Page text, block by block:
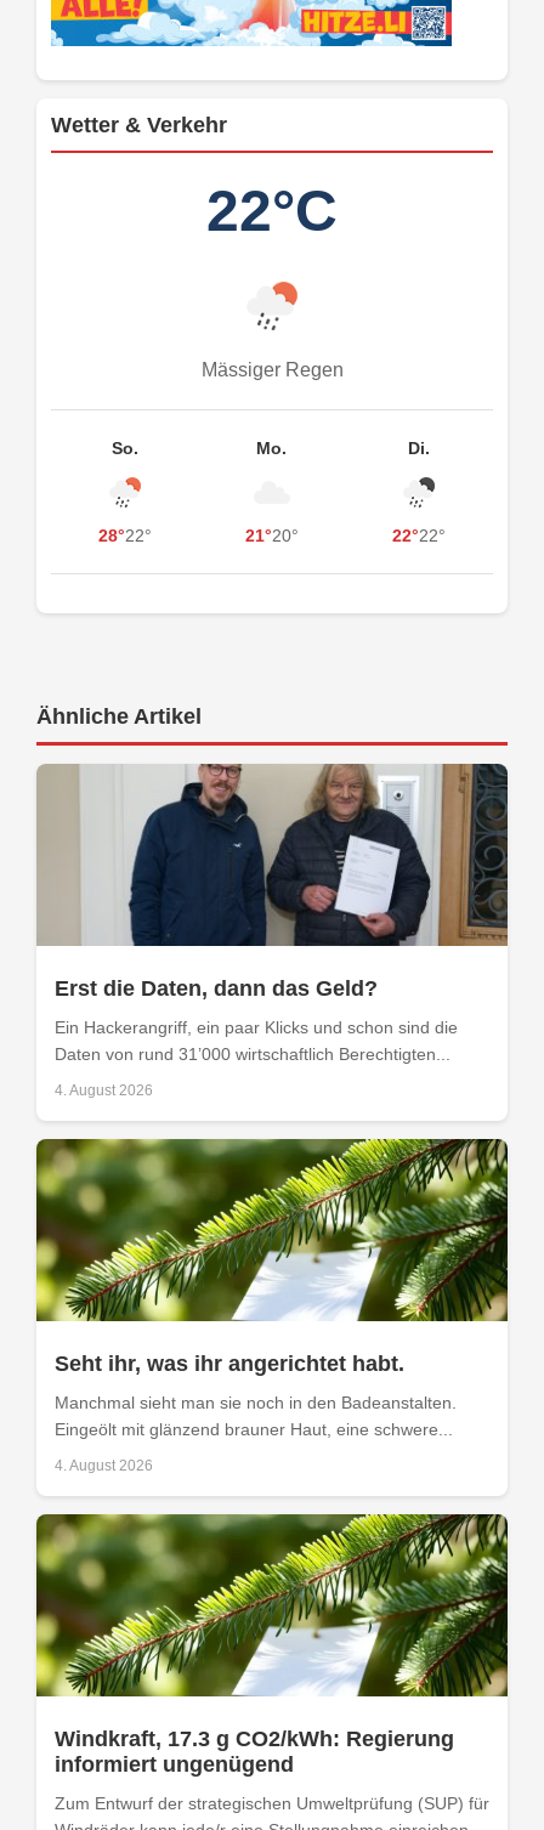
Wetter & Verkehr
22°C
Mässiger Regen
So.
28°22°
Mo.
21°20°
Di.
22°22°
Ähnliche Artikel
Erst die Daten, dann das Geld?
Ein Hackerangriff, ein paar Klicks und schon sind die
Daten von rund 31’000 wirtschaftlich Berechtigten...
4. August 2026
Seht ihr, was ihr angerichtet habt.
Manchmal sieht man sie noch in den Badeanstalten.
Eingeölt mit glänzend brauner Haut, eine schwere...
4. August 2026
Windkraft, 17.3 g CO2/kWh: Regierung
informiert ungenügend
Zum Entwurf der strategischen Umweltprüfung (SUP) für